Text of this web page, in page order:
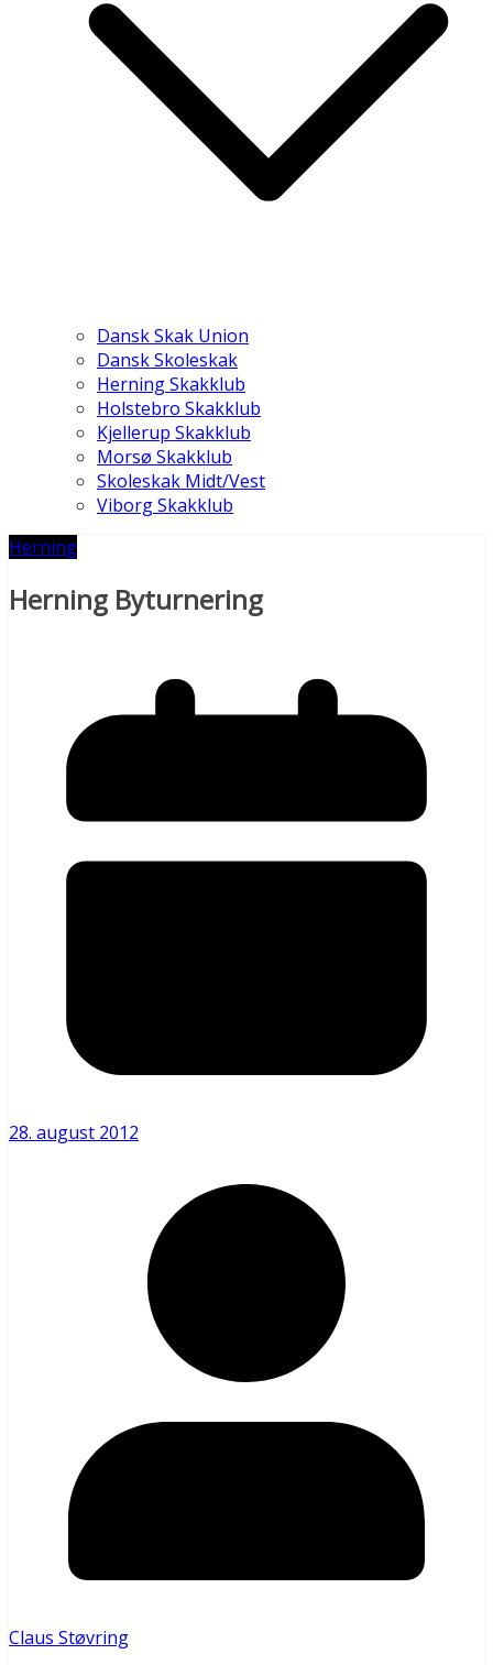
Dansk Skak Union
Dansk Skoleskak
Herning Skakklub
Holstebro Skakklub
Kjellerup Skakklub
Morsø Skakklub
Skoleskak Midt/Vest
Viborg Skakklub
Herning
Herning Byturnering
28. august 2012
Claus Støvring